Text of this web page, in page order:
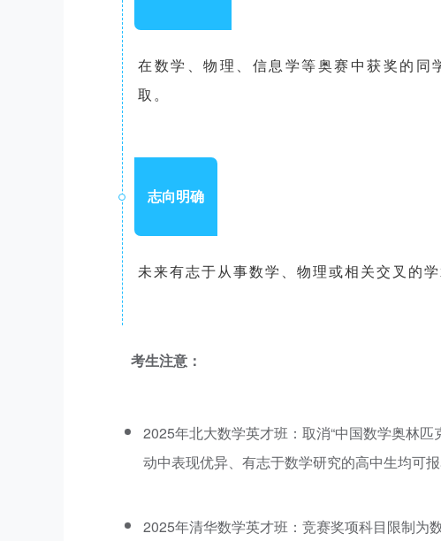
在数学、物理、信息学等奥赛中获奖的
取。
志向明确
未来有志于从事数学、物理或相关交叉的学
考生注意：
2025年北大数学英才班：取消“中国数学奥林匹
动中表现优异、有志于数学研究的高中生均可报
2025年清华数学英才班：竞赛奖项科目限制为